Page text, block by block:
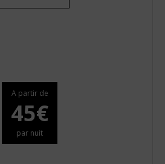
A partir de
45€
par nuit